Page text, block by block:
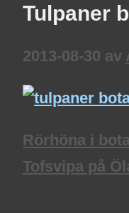
Tulpaner
2013-08-30 av
Rörhöna i
Tofsvipa på